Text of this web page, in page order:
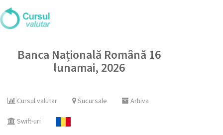
Banca Națională Română 16
lunamai, 2026
Cursul valutar Sucursale Arhiva
Swift-uri